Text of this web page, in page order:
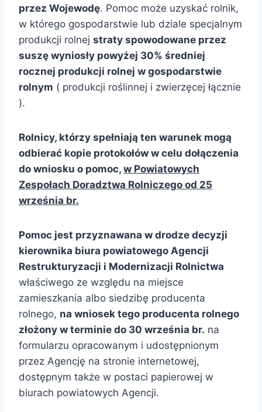
przez Wojewodę. Pomoc może uzyskać rolnik,
w którego gospodarstwie lub dziale specjalnym
produkcji rolnej straty spowodowane przez
suszę wyniosły powyżej 30% średniej
rocznej produkcji rolnej w gospodarstwie
rolnym ( produkcji roślinnej i zwierzęcej łącznie
).
Rolnicy, którzy spełniają ten warunek mogą
odbierać kopie protokołów w celu dołączenia
do wniosku o pomoc, w Powiatowych
Zespołach Doradztwa Rolniczego od 25
września br.
Pomoc jest przyznawana w drodze decyzji
kierownika biura powiatowego Agencji
Restrukturyzacji i Modernizacji Rolnictwa
właściwego ze względu na miejsce
zamieszkania albo siedzibę producenta
rolnego, na wniosek tego producenta rolnego
złożony w terminie do 30 września br. na
formularzu opracowanym i udostępnionym
przez Agencję na stronie internetowej,
dostępnym także w postaci papierowej w
biurach powiatowych Agencji.